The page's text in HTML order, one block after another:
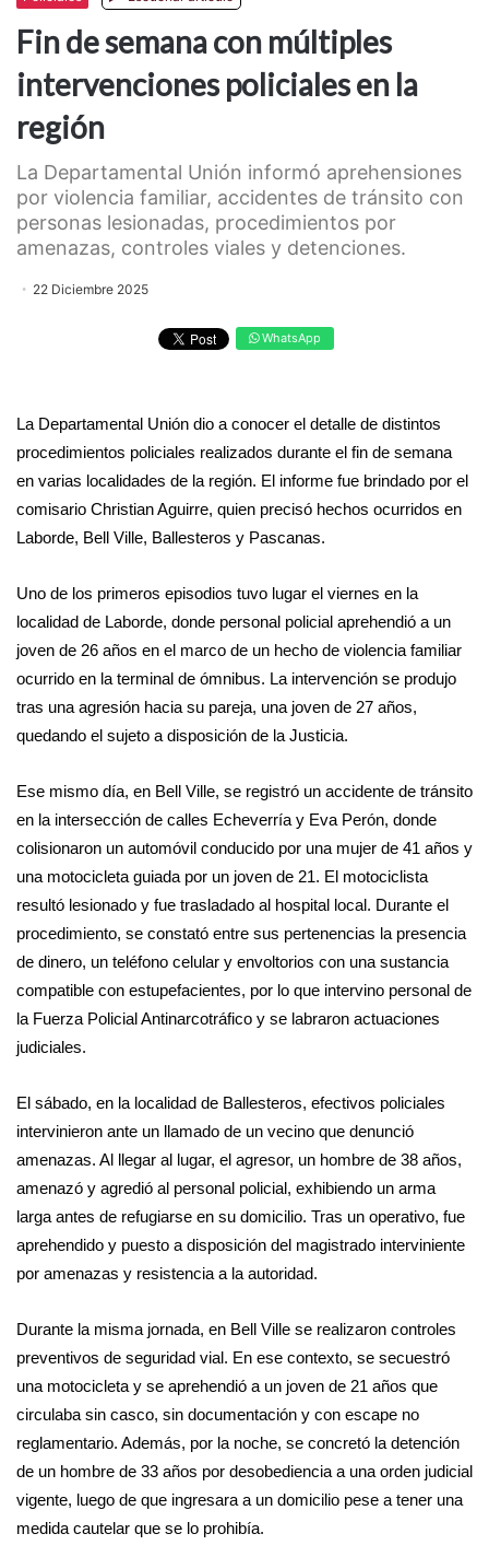
Fin de semana con múltiples
intervenciones policiales en la
región
La Departamental Unión informó aprehensiones
por violencia familiar, accidentes de tránsito con
personas lesionadas, procedimientos por
amenazas, controles viales y detenciones.
22 Diciembre 2025
WhatsApp
La Departamental Unión dio a conocer el detalle de distintos
procedimientos policiales realizados durante el fin de semana
en varias localidades de la región. El informe fue brindado por el
comisario Christian Aguirre, quien precisó hechos ocurridos en
Laborde, Bell Ville, Ballesteros y Pascanas.
Uno de los primeros episodios tuvo lugar el viernes en la
localidad de Laborde, donde personal policial aprehendió a un
joven de 26 años en el marco de un hecho de violencia familiar
ocurrido en la terminal de ómnibus. La intervención se produjo
tras una agresión hacia su pareja, una joven de 27 años,
quedando el sujeto a disposición de la Justicia.
Ese mismo día, en Bell Ville, se registró un accidente de tránsito
en la intersección de calles Echeverría y Eva Perón, donde
colisionaron un automóvil conducido por una mujer de 41 años y
una motocicleta guiada por un joven de 21. El motociclista
resultó lesionado y fue trasladado al hospital local. Durante el
procedimiento, se constató entre sus pertenencias la presencia
de dinero, un teléfono celular y envoltorios con una sustancia
compatible con estupefacientes, por lo que intervino personal de
la Fuerza Policial Antinarcotráfico y se labraron actuaciones
judiciales.
El sábado, en la localidad de Ballesteros, efectivos policiales
intervinieron ante un llamado de un vecino que denunció
amenazas. Al llegar al lugar, el agresor, un hombre de 38 años,
amenazó y agredió al personal policial, exhibiendo un arma
larga antes de refugiarse en su domicilio. Tras un operativo, fue
aprehendido y puesto a disposición del magistrado interviniente
por amenazas y resistencia a la autoridad.
Durante la misma jornada, en Bell Ville se realizaron controles
preventivos de seguridad vial. En ese contexto, se secuestró
una motocicleta y se aprehendió a un joven de 21 años que
circulaba sin casco, sin documentación y con escape no
reglamentario. Además, por la noche, se concretó la detención
de un hombre de 33 años por desobediencia a una orden judicial
vigente, luego de que ingresara a un domicilio pese a tener una
medida cautelar que se lo prohibía.